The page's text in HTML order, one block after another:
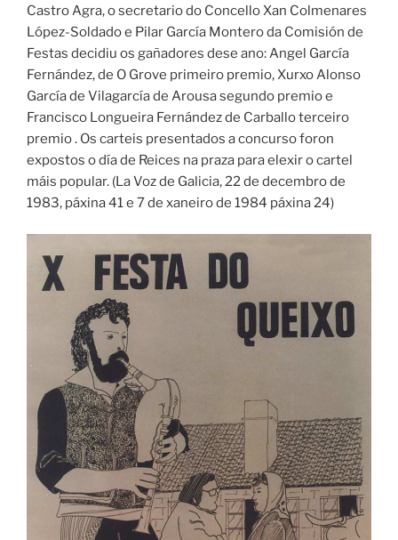
Castro Agra, o secretario do Concello Xan Colmenares
López-Soldado e Pilar García Montero da Comisión de
Festas decidiu os gañadores dese ano: Angel García
Fernández, de O Grove primeiro premio, Xurxo Alonso
García de Vilagarcía de Arousa segundo premio e
Francisco Longueira Fernández de Carballo terceiro
premio . Os carteis presentados a concurso foron
expostos o día de Reices na praza para elexir o cartel
máis popular. (La Voz de Galicia, 22 de decembro de
1983, páxina 41 e 7 de xaneiro de 1984 páxina 24)